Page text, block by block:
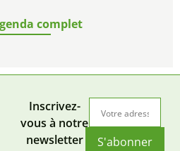
complet
Inscrivez-
vous à notre
newsletter
S'abonner